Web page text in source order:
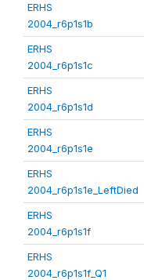
ERHS
2004_r6p1s1b
ERHS
2004_r6p1s1c
ERHS
2004_r6p1s1d
ERHS
2004_r6p1s1e
ERHS
2004_r6p1s1e_LeftDied
ERHS
2004_r6p1s1f
ERHS
2004_r6p1s1f_Q1